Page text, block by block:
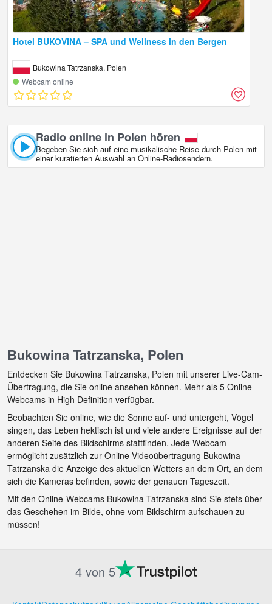
Hotel BUKOVINA – SPA und Wellness in den Bergen
Bukowina Tatrzanska, Polen
Webcam online
Radio online in Polen hören
Begeben Sie sich auf eine musikalische Reise durch Polen mit
einer kuratierten Auswahl an Online‑Radiosendern.
Bukowina Tatrzanska, Polen
Entdecken Sie Bukowina Tatrzanska, Polen mit unserer Live-Cam-
Übertragung, die Sie online ansehen können. Mehr als 5 Online-
Webcams in High Definition verfügbar.
Beobachten Sie online, wie die Sonne auf- und untergeht, Vögel
singen, das Leben hektisch ist und viele andere Ereignisse auf der
anderen Seite des Bildschirms stattfinden. Jede Webcam
ermöglicht zusätzlich zur Online-Videoübertragung Bukowina
Tatrzanska die Anzeige des aktuellen Wetters an dem Ort, an dem
sich die Kameras befinden, sowie der genauen Tageszeit.
Mit den Online-Webcams Bukowina Tatrzanska sind Sie stets über
das Geschehen im Bilde, ohne vom Bildschirm aufschauen zu
müssen!
4 von 5